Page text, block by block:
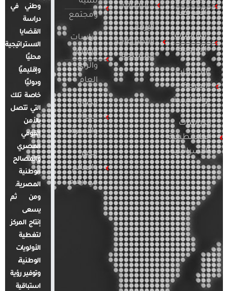
الأمريكية
الدراسات
الأوروبية
الدراسات
العربية
والإقليمية
الدراسات
الفلسطينية
والإسرائيلية
التطرف
الإرهاب
والصراعات
المسلحة
ومجتمع
دراسات
الإعلام
والرأي
العام
قضايا
المرأة
والأسرة
مصر
والعالم
في أرقام
وطني في
دراسة
القضايا
الاستراتيجية
محليًا
وإقليميًا
ودوليًا
خاصة تلك
التي تتصل
بالأمن
القومي
المصري
والمصالح
الوطنية
المصرية.
ومن ثم
يسعى
إنتاج المركز
لتغطية
الأولويات
الوطنية،
وتوفير رؤية
استباقية